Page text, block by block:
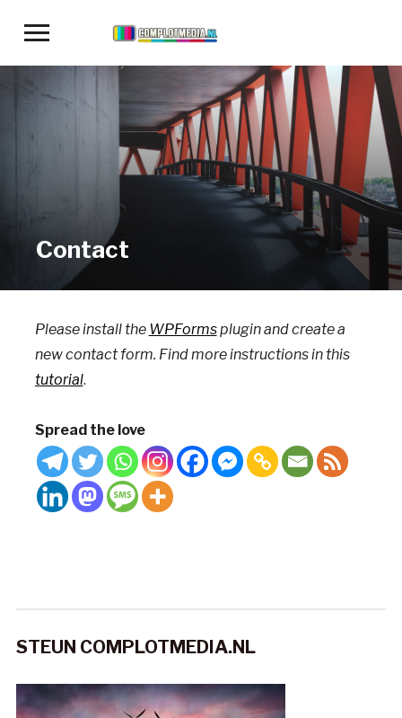
Toggle
&
navigation
Contact
Please install the WPFormsplugin and create a
new contact form. Find more instructions in this
tutorial.
Spread the love
STEUN COMPLOTMEDIA.NL